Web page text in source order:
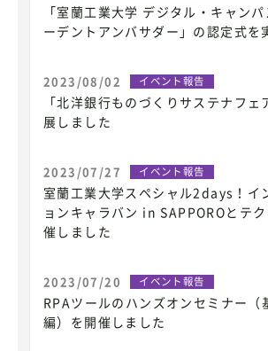
「室蘭工業大学 デジタル・キャン
ーデントアンバサダー」の認定式を
2023/08/02 イベント報告
「北洋銀行ものづくりサステナフ
展しました
2023/07/27 イベント報告
室蘭工業大学スペシャル2days！イ
ョンキャラバン in SAPPOROとテ
催しました
2023/07/20 イベント報告
RPAツールのハンズオンセミナー（
編）を開催しました